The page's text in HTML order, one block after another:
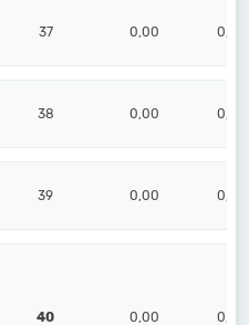
37 0,00 0,00
38 0,00 0,00
39 0,00 0,00
40 0,00 0,00